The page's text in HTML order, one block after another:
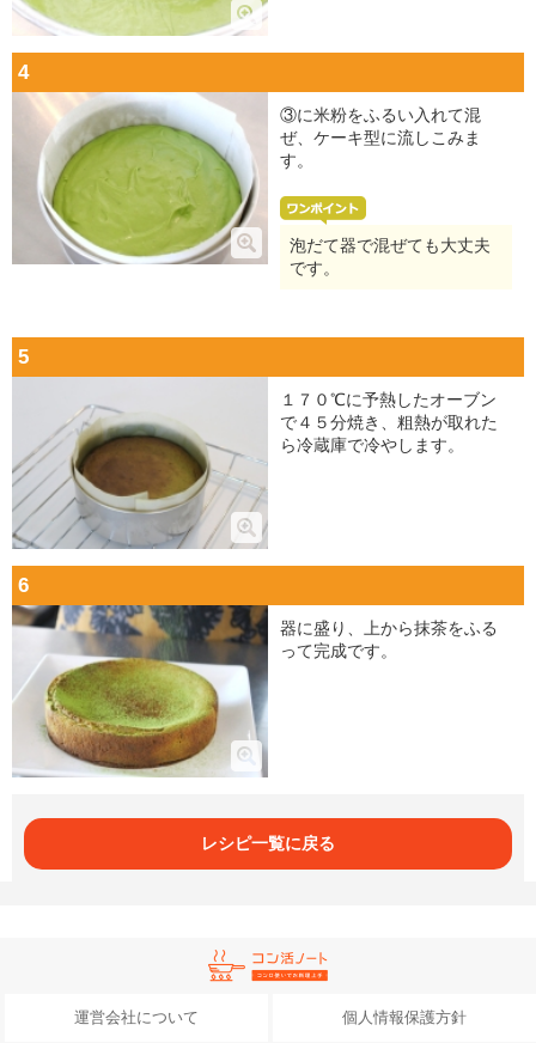
4
③に米粉をふるい入れて混
ぜ、ケーキ型に流しこみま
す。
泡だて器で混ぜても大丈夫
です。
5
１７０℃に予熱したオーブン
で４５分焼き、粗熱が取れた
ら冷蔵庫で冷やします。
6
器に盛り、上から抹茶をふる
って完成です。
レシピ一覧に戻る
運営会社について 個人情報保護方針